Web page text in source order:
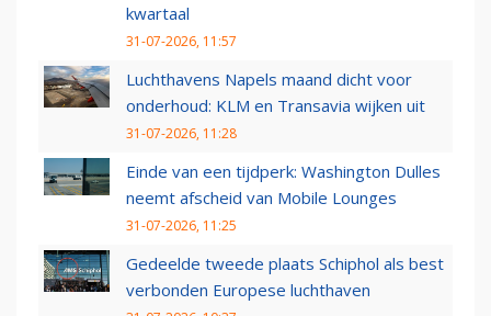
kwartaal
31-07-2026, 11:57
Luchthavens Napels maand dicht voor
onderhoud: KLM en Transavia wijken uit
31-07-2026, 11:28
Einde van een tijdperk: Washington Dulles
neemt afscheid van Mobile Lounges
31-07-2026, 11:25
Gedeelde tweede plaats Schiphol als best
verbonden Europese luchthaven